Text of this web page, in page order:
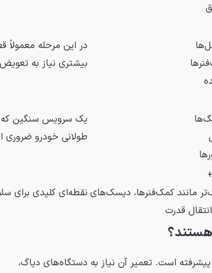
در این مرحله
بیشتری نیاز به تعویض
یک سرویس سنگین که
طولانی خودرو
مانند کمک‌فنرها، دیسک‌های
قدرت
نقطه‌ای کلیدی برای
است. تعمیر آن نیاز به دستگاه‌های دیاگ،